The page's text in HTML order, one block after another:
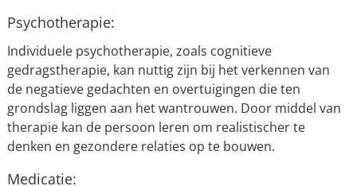
Psychotherapie:
Individuele psychotherapie, zoals cognitieve
gedragstherapie, kan nuttig zijn bij het verkennen van
de negatieve gedachten en overtuigingen die ten
grondslag liggen aan het wantrouwen. Door middel van
therapie kan de persoon leren om realistischer te
denken en gezondere relaties op te bouwen.
Medicatie: